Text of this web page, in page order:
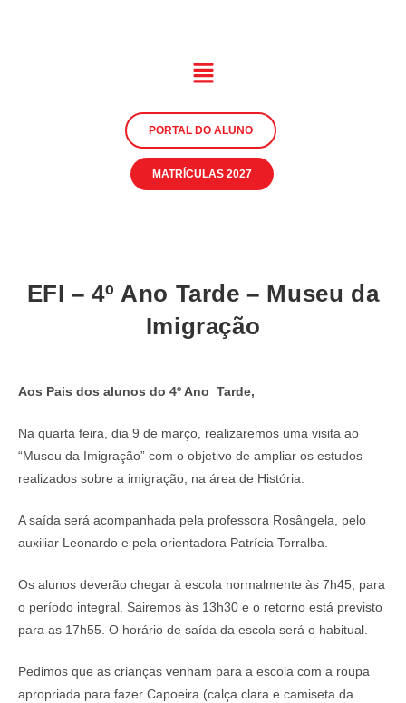
PORTAL DO ALUNO
MATRÍCULAS 2027
EFI – 4º Ano Tarde – Museu da
Imigração
Aos Pais dos alunos do 4º Ano Tarde,
Na quarta feira, dia 9 de março, realizaremos uma visita ao
“Museu da Imigração” com o objetivo de ampliar os estudos
realizados sobre a imigração, na área de História.
A saída será acompanhada pela professora Rosângela, pelo
auxiliar Leonardo e pela orientadora Patrícia Torralba.
Os alunos deverão chegar à escola normalmente às 7h45, para
o período integral. Sairemos às 13h30 e o retorno está previsto
para as 17h55. O horário de saída da escola será o habitual.
Pedimos que as crianças venham para a escola com a roupa
apropriada para fazer Capoeira (calça clara e camiseta da